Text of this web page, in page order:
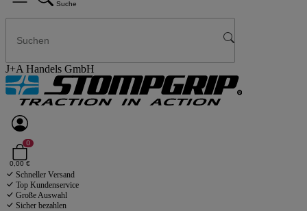
Suche
J+A Handels GmbH
0
0,00 €
Schneller Versand
Top Kundenservice
Große Auswahl
Sicher bezahlen